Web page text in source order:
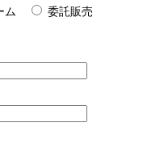
ム
委託販売